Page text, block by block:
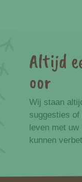
Altijd
oor
Wij staan
suggesties of
leven met
kunnen